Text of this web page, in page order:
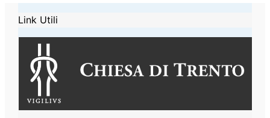
Link Utili